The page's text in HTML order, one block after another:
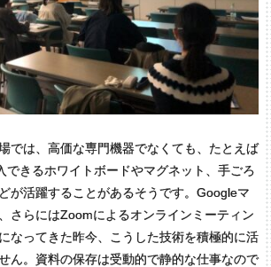
では、高価な専門機器でなくても、たとえば
できるホワイトボードやマグネット、手ごろ
が活躍することがあるそうです。Googleマ
さらにはZoomによるオンラインミーティン
なってきた昨今、こうした技術を積極的に活
ん。資料の保存は受動的で静的な仕事なので